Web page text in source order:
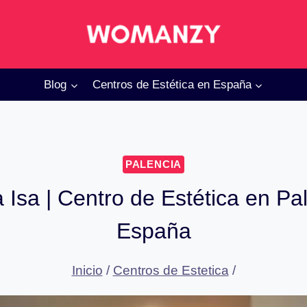
Blog Centros de Estética en España
PALENCIA
Isa | Centro de Estética en
España
Inicio / Centros de Estetica /